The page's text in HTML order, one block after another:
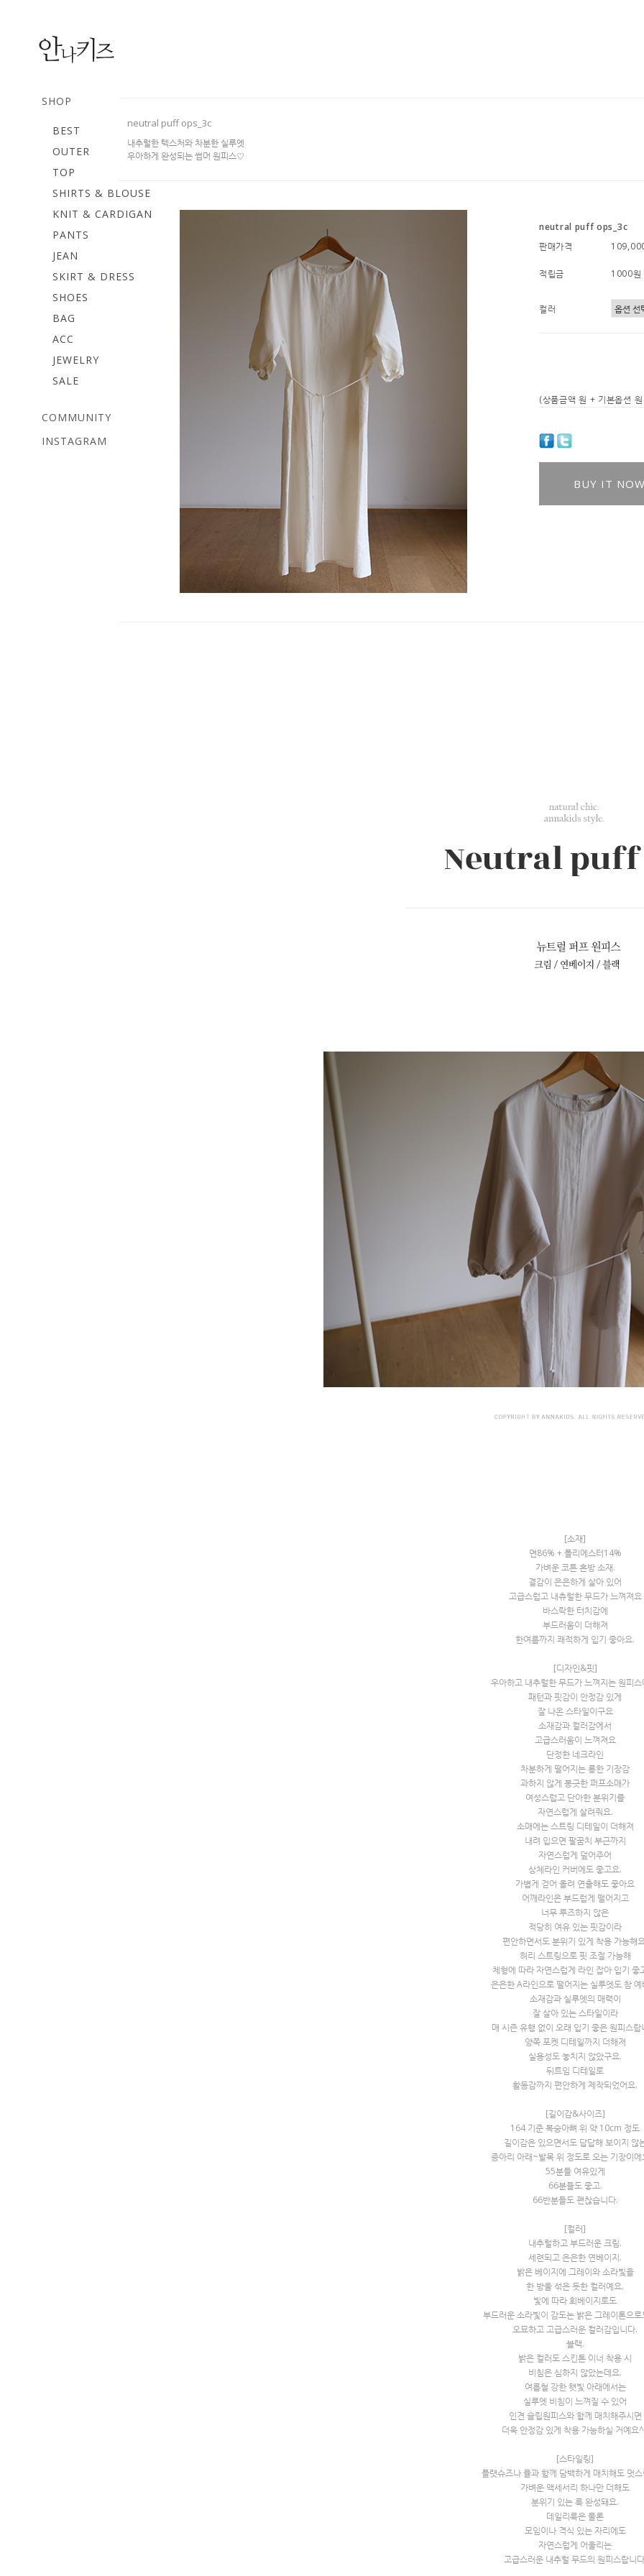
SHOP
BEST
OUTER
TOP
SHIRTS & BLOUSE
KNIT & CARDIGAN
PANTS
JEAN
SKIRT & DRESS
SHOES
BAG
ACC
JEWELRY
SALE
COMMUNITY
INSTAGRAM
neutral puff ops_3c
내추럴한 텍스처와 차분한 실루엣
우아하게 완성되는 썸머 원피스♡
neutral puff ops_3c
판매가격
적립금 1000원
컬러
(상품금액원 + 기본옵션
BUY IT
[소재]
면86% + 폴리에스터14%
가벼운 코튼 혼방 소재.
결감이 은은하게 살아 있어
고급스럽고 내츄럴한 무드가 느껴져요
바스락한 터치감에
부드러움이 더해져
한여름까지 쾌적하게 입기 좋아요.
[디자인&핏]
우아하고 내추럴한 무드가 느껴지는 원피스
패턴과 핏감이 안정감 있게
잘 나온 스타일이구요
소재감과 컬러감에서
고급스러움이 느껴져요
단정한 네크라인
차분하게 떨어지는 롱한 기장감
과하지 않게 봉긋한 퍼프소매가
여성스럽고 단아한 분위기를
자연스럽게 살려줘요.
소매에는 스트링 디테일이 더해져
내려 입으면 팔꿈치 부근까지
자연스럽게 덮어주어
상체라인 커버에도 좋고요.
가볍게 걷어 올려 연출해도 좋아요
어깨라인은 부드럽게 떨어지고
너무 루즈하지 않은
적당히 여유 있는 핏감이라
편안하면서도 분위기 있게 착용 가능해
허리 스트링으로 핏 조절 가능해
체형에 따라 자연스럽게 라인 잡아 입기 좋
은은한 A라인으로 떨어지는 실루엣도 참 예
소재감과 실루엣의 매력이
잘 살아 있는 스타일이라
매 시즌 유행 없이 오래 입기 좋은 원피스랍
양쪽 포켓 디테일까지 더해져
실용성도 놓치지 않았구요.
뒤트임 디테일로
활동감까지 편안하게 제작되었어요.
[길이감&사이즈]
164 기준 복숭아뼈 위 약 10cm 정도
길이감은 있으면서도 답답해 보이지 않
종아리 아래~발목 위 정도로 오는 기장이
55분들 여유있게
66분들도 좋고.
66반분들도 괜찮습니다.
[컬러]
내추럴하고 부드러운 크림.
세련되고 은은한 연베이지.
밝은 베이지에 그레이와 소라빛을
한 방울 섞은 듯한 컬러예요.
빛에 따라 회베이지로도
부드러운 소라빛이 감도는 밝은 그레이톤으로
오묘하고 고급스러운 컬러감입니다.
블랙.
밝은 컬러도 스킨톤 이너 착용 시
비침은 심하지 않았는데요.
여름철 강한 햇빛 아래에서는
실루엣 비침이 느껴질 수 있어
인견 슬립원피스와 함께 매치해주시면
더욱 안정감 있게 착용 가능하실 거예요
[스타일링]
플랫슈즈나 뮬과 함께 담백하게 매치해도 멋
가벼운 액세서리 하나만 더해도
분위기 있는 룩 완성돼요.
데일리룩은 물론
모임이나 격식 있는 자리에도
자연스럽게 어울리는
고급스러운 내추럴 무드의 원피스랍니